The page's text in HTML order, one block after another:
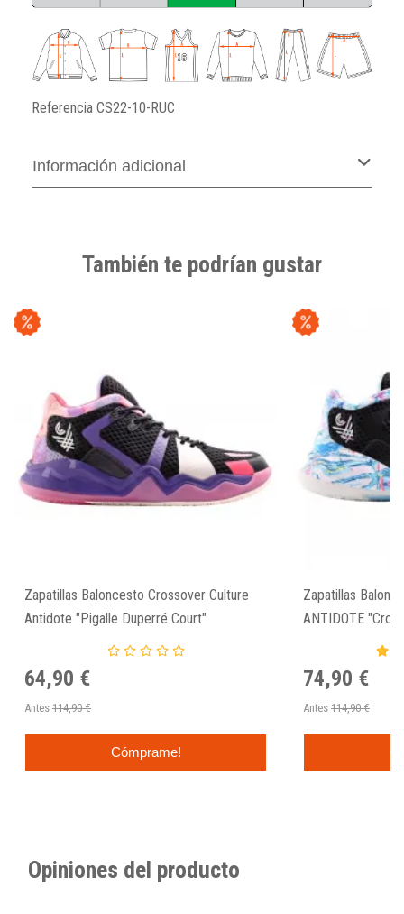
Referencia CS22-10-RUC
Información adicional
También te podrían gustar
Zapatillas Baloncesto Crossover Culture
Antidote "Pigalle Duperré Court"
64,90 €
Antes 114,90 €
Cómprame!
Zapatillas
ANTIDOTE
74,90 €
Antes 114,90 €
Opiniones del producto